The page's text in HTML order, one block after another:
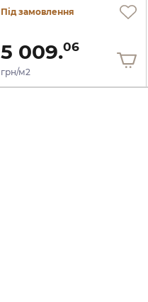
Під замовлення
5 009.06
грн/м2